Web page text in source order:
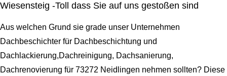
Wiesensteig -Toll dass Sie auf uns gestoßen sind
Aus welchen Grund sie grade unser Unternehmen
Dachbeschichter für Dachbeschichtung und
Dachlackierung,Dachreinigung, Dachsanierung,
Dachrenovierung für 73272 Neidlingen nehmen sollten? Diese